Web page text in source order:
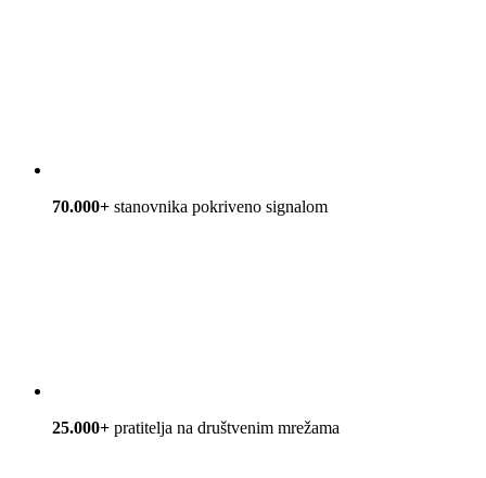
70.000+ stanovnika pokriveno signalom
25.000+ pratitelja na društvenim mrežama